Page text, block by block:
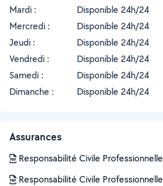
Mardi :
Disponible 24h/24
Mercredi :
Disponible 24h/24
Jeudi :
Disponible 24h/24
Vendredi :
Disponible 24h/24
Samedi :
Disponible 24h/24
Dimanche :
Disponible 24h/24
Assurances
Responsabilité Civile Professionnelle
Responsabilité Civile Professionnelle